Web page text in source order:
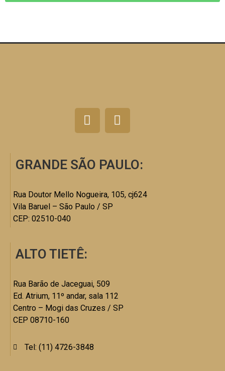
GRANDE SÃO PAULO:
Rua Doutor Mello Nogueira, 105, cj624
Vila Baruel – São Paulo / SP
CEP: 02510-040
ALTO TIETÊ:
Rua Barão de Jaceguai, 509
Ed. Atrium, 11º andar, sala 112
Centro – Mogi das Cruzes / SP
CEP 08710-160
Tel: (11) 4726-3848